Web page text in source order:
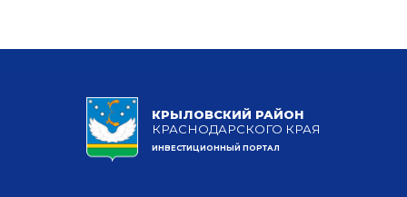
КРЫЛОВСКИЙ РАЙОН
КРАСНОДАРСКОГО КРАЯ
ИНВЕСТИЦИОННЫЙ ПОРТАЛ